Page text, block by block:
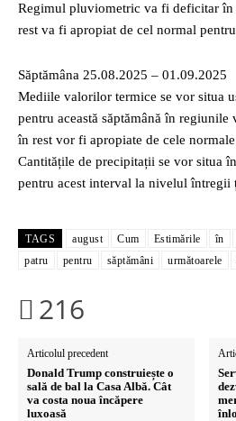
Regimul pluviometric va fi deficitar
rest va fi apropiat de cel normal
Săptămâna 25.08.2025 – 01.09.2025
Mediile valorilor termice se vor situa
pentru această săptămână în regiunile
în rest vor fi apropiate de cele
Cantitățile de precipitații se vor situa
pentru acest interval la nivelul întregii
TAGS august Cum Estimările în
patru
pentru săptămâni următoarele
216
Articolul precedent
Donald Trump construiește o
sală de bal la Casa Albă. Cât
va costa noua încăpere
luxoasă